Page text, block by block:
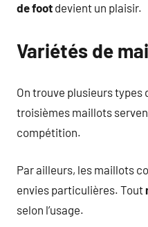
de foot devient un plaisir.
Variétés de
On trouve plusieurs types
troisièmes maillots
compétition.
Par ailleurs, les maillots
envies particulières. Tout
selon l’usage.